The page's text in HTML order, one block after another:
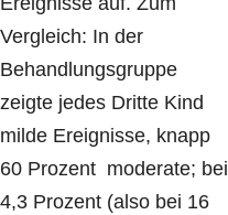
Vergleich: In der
Behandlungsgruppe
zeigte jedes Dritte Kind
milde Ereignisse, knapp
60 Prozent moderate; bei
4,3 Prozent (also bei 16